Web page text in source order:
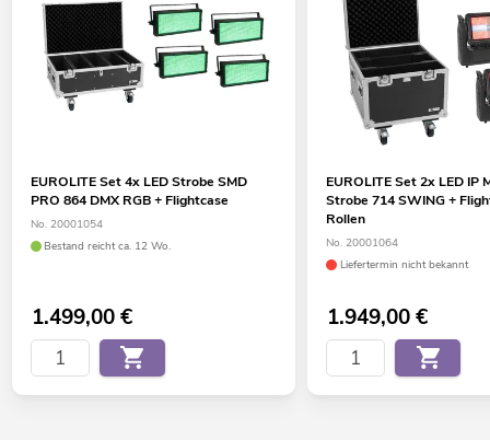
EUROLITE Set 4x LED Strobe SMD
PRO 864 DMX RGB + Flightcase
No. 20001054
Bestand reicht ca. 12 Wo.
1.499,00€
EUROLITE Set 2x LED IP
Strobe 714 SWING +
Rollen
No. 20001064
Liefertermin nicht bekannt
1.949,00€